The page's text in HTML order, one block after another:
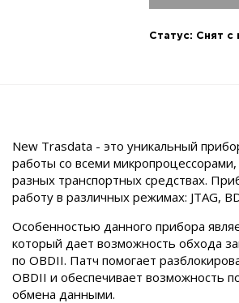
Статус: Снят с
New Trasdata - это уникальный
работы со всеми
разных транспортных средствах.
работу в различных режимах: JTAG,
Особенностью данного прибора
который дает возможность обхода
по OBDII. Патч помогает
OBDII и обеспечивает возможность
обмена данными.